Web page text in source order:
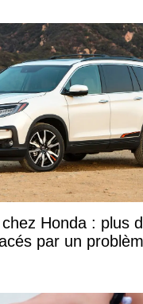
Honda : plus
par un